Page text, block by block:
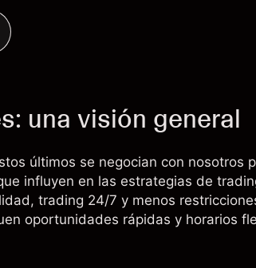
una visión general
últimos se negocian con nosotros
influyen en las estrategias de
trading 24/7 y menos
oportunidades rápidas y horarios